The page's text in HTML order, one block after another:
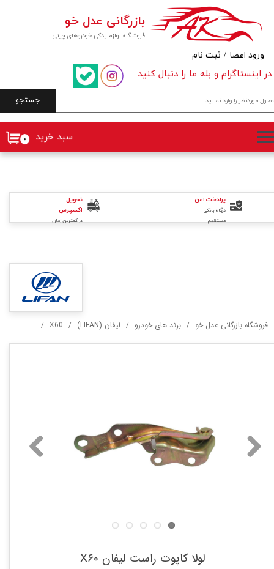
فروشگاه لوازم یدکی خودروهای چینی
بازرگانی عدل خو
جستجو
۰ سبد خرید
در اینستاگرام و بله ما را دنبال کنید
ورود اعضا / ثبت نام
حساب کاربری من
تغییر گذر واژه
سفارشات
خروج از حساب کاربری
فروشگاه بازرگانی عدل خو برند های خودرو لیفان (LIFAN) X60
لولا کاپوت راست لیفان X60
تحویل
اکسپرس
در کمترین زمان
پرادخت امن
درگاه بانکی
مستقیم